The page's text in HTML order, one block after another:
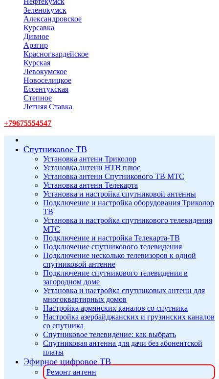
Зеленокумск
Александровское
Курсавка
Дивное
Арзгир
Красногвардейское
Курская
Левокумское
Новоселицкое
Ессентукская
Степное
Летняя Ставка
+79675554547
Спутниковое ТВ
Установка антенн Триколор
Установка антенн НТВ плюс
Установка антенн Спутникового ТВ МТС
Установка антенн Телекарта
Установка и настройка спутниковой антенны
Подключение и настройка оборудования Триколор
ТВ
Установка и настройка спутникового телевидения
МТС
Подключение и настройка Телекарта-ТВ
Подключение спутникового телевидения
Подключение несколько телевизоров к одной
спутниковой антенне
Подключение спутникового телевидения в
загородном доме
Установка и настройка спутниковых антенн для
многоквартирных домов
Настройка армянских каналов со спутника
Настройка азербайджанских и грузинских каналов
со спутника
Спутниковое телевидение: как выбрать
Спутниковая антенна для дачи без абонентской
платы
Эфирное цифровое ТВ
Ремонт антенн